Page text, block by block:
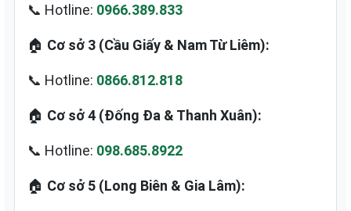
📞 Hotline: 0966.389.833
🏠 Cơ sở 3 (Cầu Giấy & Nam Từ Liêm):
📞 Hotline: 0866.812.818
🏠 Cơ sở 4 (Đống Đa & Thanh Xuân):
📞 Hotline: 098.685.8922
🏠 Cơ sở 5 (Long Biên & Gia Lâm):